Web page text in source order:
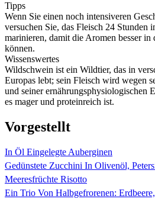
Tipps
Wenn Sie einen noch intensiveren
versuchen Sie, das Fleisch 24 Stunden
marinieren, damit die Aromen besser in
können.
Wissenswertes
Wildschwein ist ein Wildtier, das in
Europas lebt; sein Fleisch wird wegen
und seiner ernährungsphysiologischen
es mager und proteinreich ist.
Vorgestellt
In Öl Eingelegte Auberginen
Gedünstete Zucchini In Olivenöl,
Meeresfrüchte Risotto
Ein Trio Von Halbgefrorenen: